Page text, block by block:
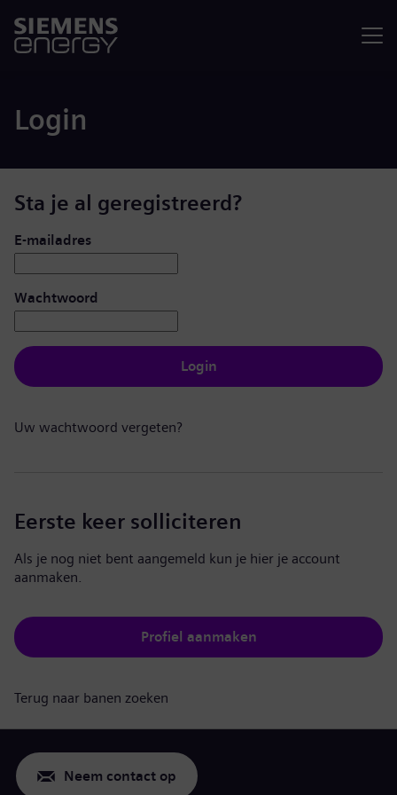
Login
Sta je al geregistreerd?
Inloggen: gebruiker en wachtwoord
E-mailadres
Wachtwoord
Login
Uw wachtwoord vergeten?
Eerste keer solliciteren
Als je nog niet bent aangemeld kun je hier je account
aanmaken.
Profiel aanmaken
Terug naar banen zoeken
Neem contact op